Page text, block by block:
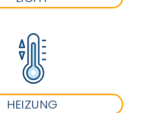
HEIZUNG